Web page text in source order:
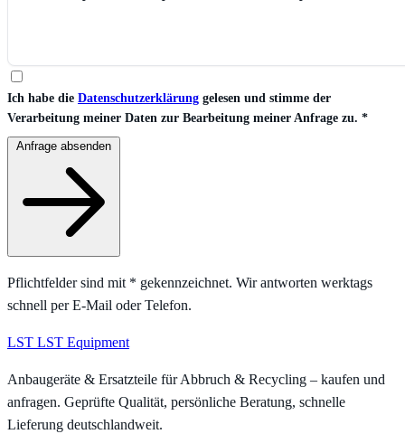
Ich habe die Datenschutzerklärung gelesen und stimme der
Verarbeitung meiner Daten zur Bearbeitung meiner Anfrage zu. *
Pflichtfelder sind mit * gekennzeichnet. Wir antworten werktags
schnell per E-Mail oder Telefon.
LST LST Equipment
Anbaugeräte & Ersatzteile für Abbruch & Recycling – kaufen und
anfragen. Geprüfte Qualität, persönliche Beratung, schnelle
Lieferung deutschlandweit.